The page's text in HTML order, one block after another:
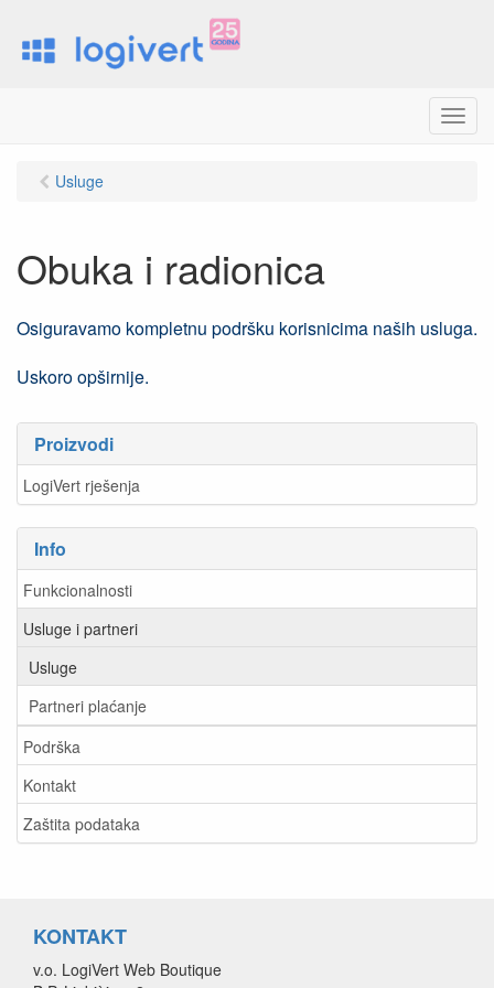
M
e
Proizvodi
LogiVert rješenja
Info
Funkcionalnosti
Usluge i partneri
Usluge
Partneri plaćanje
Podrška
Kontakt
Zaštita podataka
Usluge
Obuka i radionica
Osiguravamo kompletnu podršku korisnicima naših usluga.
Uskoro opširnije.
KONTAKT
v.o. LogiVert Web Boutique